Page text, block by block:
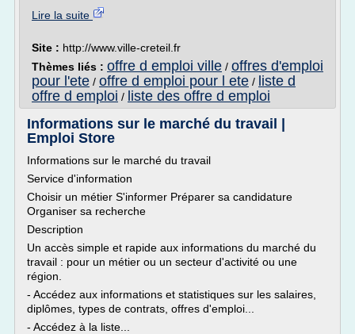
Lire la suite
Site : http://www.ville-creteil.fr
Thèmes liés : offre d emploi ville / offres d'emploi
pour l'ete / offre d emploi pour l ete / liste d
offre d emploi / liste des offre d emploi
Informations sur le marché du travail |
Emploi Store
Informations sur le marché du travail
Service d'information
Choisir un métier S'informer Préparer sa candidature
Organiser sa recherche
Description
Un accès simple et rapide aux informations du marché du
travail : pour un métier ou un secteur d'activité ou une
région.
- Accédez aux informations et statistiques sur les salaires,
diplômes, types de contrats, offres d'emploi...
- Accédez à la liste...